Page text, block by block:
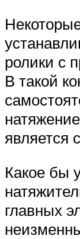
ролики с
В такой
является
Какое бы
главных